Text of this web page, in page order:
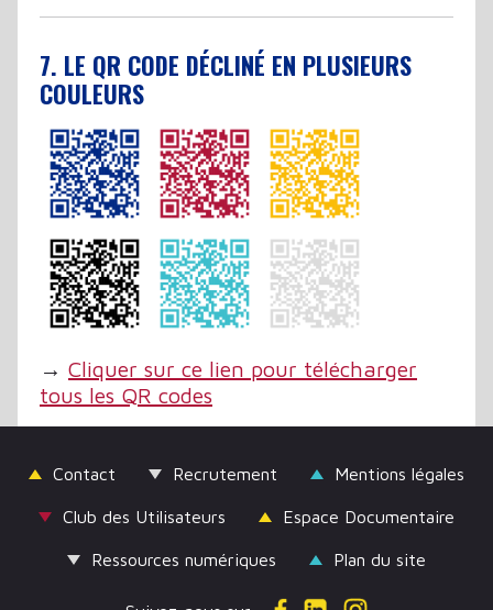
7. LE QR CODE DÉCLINÉ EN PLUSIEURS
COULEURS
→ Cliquer sur ce lien pour télécharger
tous les QR codes
Contact Recrutement Mentions légales
Club des Utilisateurs Espace Documentaire
Ressources numériques Plan du site